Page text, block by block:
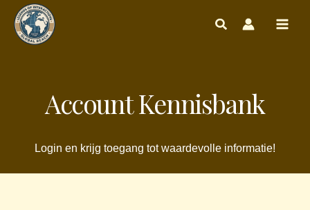
naar
Account Kennisbank
Login en krijg toegang tot waardevolle informatie!